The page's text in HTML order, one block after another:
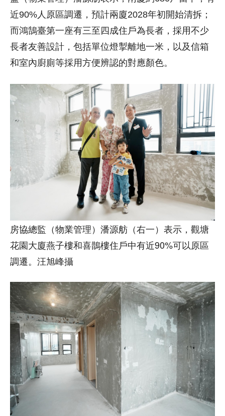
近90%人原區調遷，預計兩廈2028年初開始清拆；
而鴻鵠臺第一座有三至四成住戶為長者，採用不少
長者友善設計，包括單位燈掣離地一米，以及信箱
和室內廚廁等採用方便辨認的對應顏色。
房協總監（物業管理）潘源舫（右一）表示，觀塘
花園大廈燕子樓和喜鵲樓住戶中有近90%可以原區
調遷。汪旭峰攝